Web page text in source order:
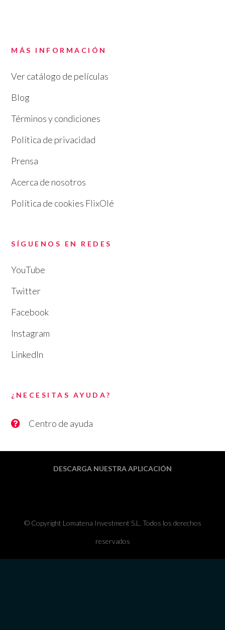
MÁS INFORMACIÓN
Ver catálogo de películas
Blog
Términos y condiciones
Política de privacidad
Prensa
Acerca de nosotros
Política de cookies FlixOlé
SÍGUENOS EN REDES
YouTube
Twitter
Facebook
Instagram
LinkedIn
¿NECESITAS AYUDA?
Centro de ayuda
DESCARGA NUESTRA APLICACIÓN
© Copyright Lomatena Investment S.L. Todos los derechos
reservados